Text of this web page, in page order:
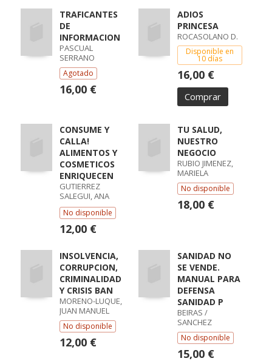
TRAFICANTES
DE
INFORMACION
PASCUAL
SERRANO
Agotado
16,00 €
ADIOS
PRINCESA
ROCASOLANO D.
Disponible en
10 días
16,00 €
Comprar
CONSUME Y
CALLA!
ALIMENTOS Y
COSMETICOS
ENRIQUECEN
GUTIERREZ
SALEGUI, ANA
ISABEL
No disponible
12,00 €
TU SALUD,
NUESTRO
NEGOCIO
RUBIO JIMENEZ,
MARIELA
No disponible
18,00 €
INSOLVENCIA,
CORRUPCION,
CRIMINALIDAD
Y CRISIS BAN
MORENO-LUQUE,
JUAN MANUEL
No disponible
12,00 €
SANIDAD NO
SE VENDE.
MANUAL PARA
DEFENSA
SANIDAD P
BEIRAS /
SANCHEZ
No disponible
15,00 €